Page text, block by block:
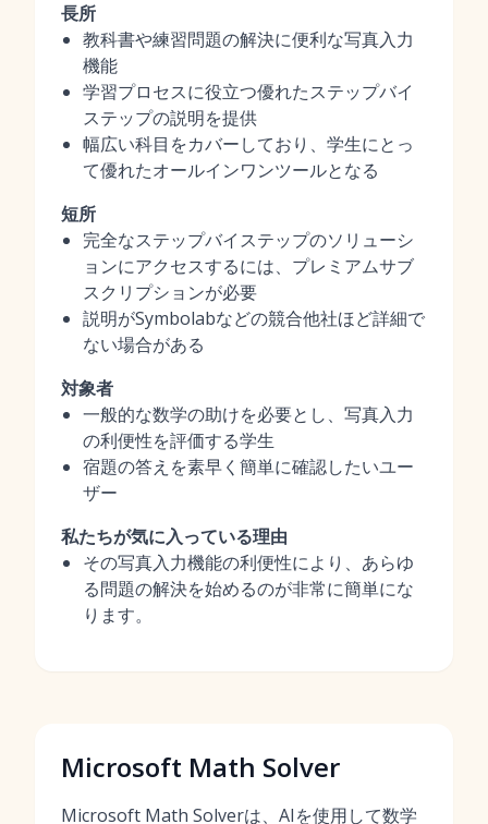
長所
教科書や練習問題の解決に便利な写真入力
機能
学習プロセスに役立つ優れたステップバイ
ステップの説明を提供
幅広い科目をカバーしており、学生にとっ
て優れたオールインワンツールとなる
短所
完全なステップバイステップのソリューシ
ョンにアクセスするには、プレミアムサブ
スクリプションが必要
説明がSymbolabなどの競合他社ほど詳細で
ない場合がある
対象者
一般的な数学の助けを必要とし、写真入力
の利便性を評価する学生
宿題の答えを素早く簡単に確認したいユー
ザー
私たちが気に入っている理由
その写真入力機能の利便性により、あらゆ
る問題の解決を始めるのが非常に簡単にな
ります。
Microsoft Math Solver
Microsoft Math Solverは、AIを使用して数学